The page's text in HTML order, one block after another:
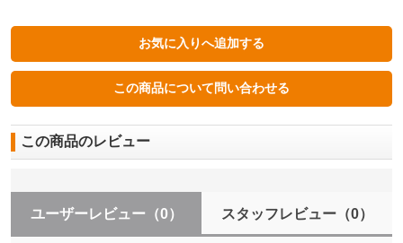
この商品のレビュー
ユーザーレビュー （0） スタッフレビュー（0）